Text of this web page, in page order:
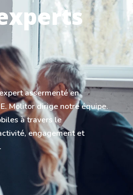
assermenté en
Molitor dirige notre équipe.
à travers le
engagement et